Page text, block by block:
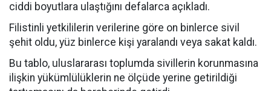
ciddi boyutlara ulaştığını defalarca açıkladı.
Filistinli yetkililerin verilerine göre on binlerce sivil
şehit oldu, yüz binlerce kişi yaralandı veya sakat kaldı.
Bu tablo, uluslararası toplumda sivillerin korunmasına
ilişkin yükümlülüklerin ne ölçüde yerine getirildiği